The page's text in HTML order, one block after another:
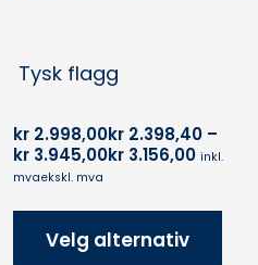
Tysk flagg
kr 2.998,00kr 2.398,40 –
kr 3.945,00kr 3.156,00 inkl.
mvaekskl. mva
Velg alternativ